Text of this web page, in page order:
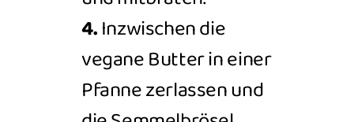
4.Inzwischen die
vegane Butter in einer
Pfanne zerlassen und